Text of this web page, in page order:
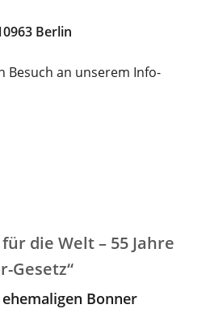
Berlin
Besuch an unserem Info-
die Welt – 55 Jahre
Gesetz“
Bonner